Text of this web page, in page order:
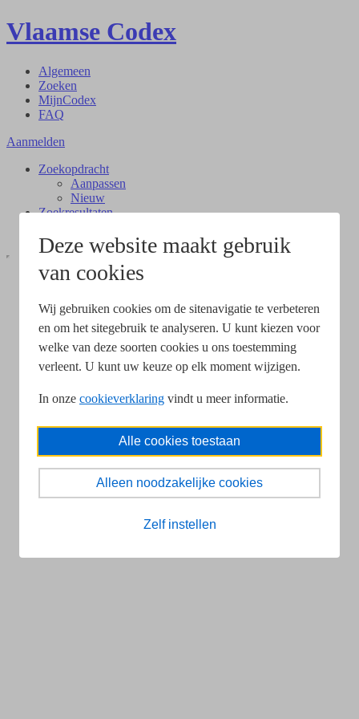
Deze website maakt gebruik
van cookies
Wij gebruiken cookies om de sitenavigatie te verbeteren
en om het sitegebruik te analyseren. U kunt kiezen voor
welke van deze soorten cookies u ons toestemming
verleent. U kunt uw keuze op elk moment wijzigen.
In onze cookieverklaring vindt u meer informatie.
Alle cookies toestaan
Alleen noodzakelijke cookies
Zelf instellen
Vlaamse Codex
Algemeen
Zoeken
MijnCodex
FAQ
Aanmelden
Zoekopdracht
Aanpassen
Nieuw
Zoekresultaten